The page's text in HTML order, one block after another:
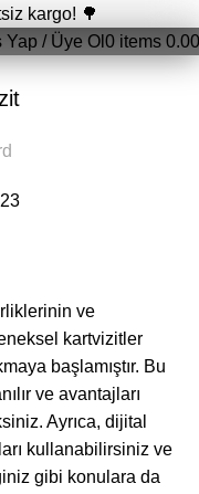
kargo! 🌳
Yap / Üye Ol 0 items 0.00
ve
kartvizitler
başlamıştır. Bu
ve avantajları
Ayrıca, dijital
kullanabilirsiniz ve
gibi konulara da